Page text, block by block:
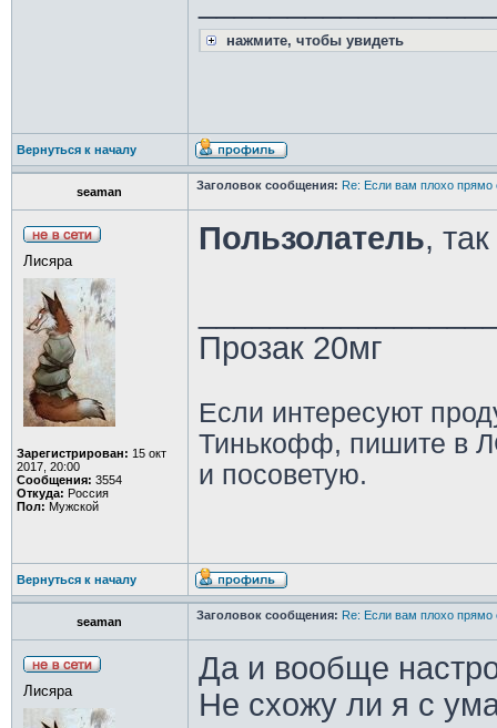
нажмите, чтобы увидеть
Вернуться к началу
seaman Заголовок сообщения: Re: Если вам плохо прямо
Лисяра
Зарегистрирован: 15 окт
2017, 20:00
Сообщения: 3554
Откуда: Россия
Пол: Мужской
Пользолатель,
Прозак 20мг
Если интересуют
Тинькофф, пишите в
и посоветую.
Вернуться к началу
seaman Заголовок сообщения: Re: Если вам плохо прямо
Лисяра
Да и вообще
Не схожу ли я с